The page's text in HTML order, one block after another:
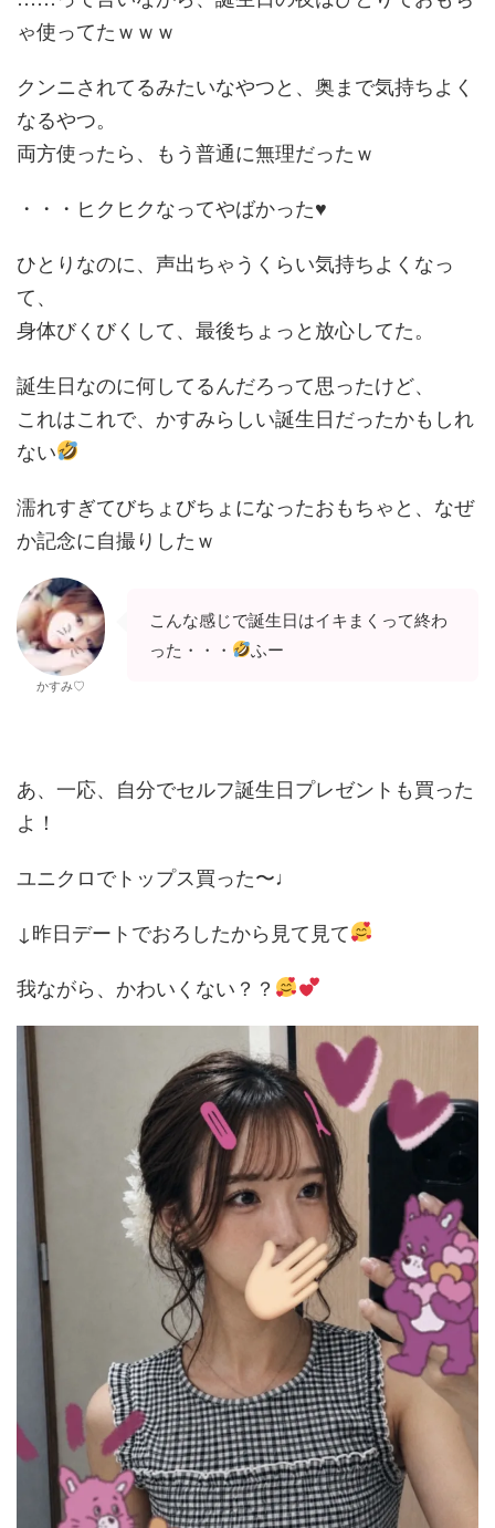
ゃ使ってたｗｗｗ
クンニされてるみたいなやつと、奥まで気持ちよく
なるやつ。
両方使ったら、もう普通に無理だったｗ
・・・ヒクヒクなってやばかった♥
ひとりなのに、声出ちゃうくらい気持ちよくなっ
て、
身体びくびくして、最後ちょっと放心してた。
誕生日なのに何してるんだろって思ったけど、
これはこれで、かすみらしい誕生日だったかもしれ
ない
濡れすぎてびちょびちょになったおもちゃと、なぜ
か記念に自撮りしたｗ
かすみ♡
こんな感じで誕生日はイキまくって終わ
った・・・
ふー
あ、一応、自分でセルフ誕生日プレゼントも買った
よ！
ユニクロでトップス買った〜♩
↓昨日デートでおろしたから見て見て
我ながら、かわいくない？？